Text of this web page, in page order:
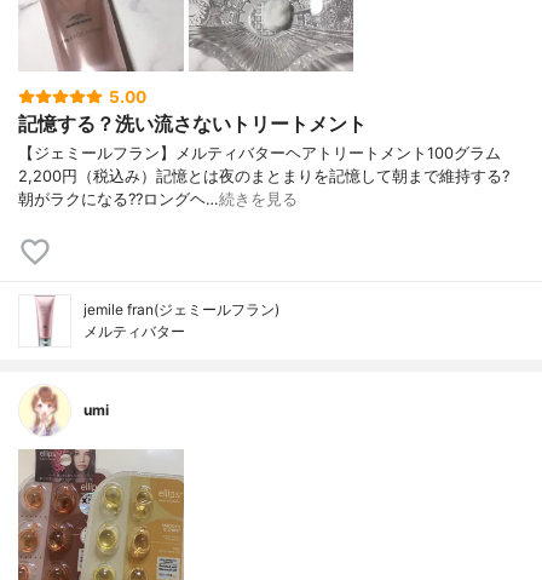
5.00
記憶する？洗い流さないトリートメント
【ジェミールフラン】メルティバターヘアトリートメント100グラム
2,200円（税込み）記憶とは夜のまとまりを記憶して朝まで維持する?
朝がラクになる??ロングヘ…続きを見る
jemile fran(ジェミールフラン)
メルティバター
umi